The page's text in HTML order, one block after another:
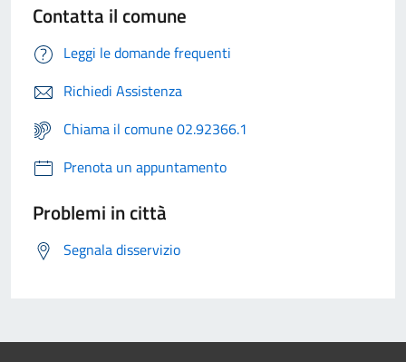
Contatta il comune
Leggi le domande frequenti
Richiedi Assistenza
Chiama il comune 02.92366.1
Prenota un appuntamento
Problemi in città
Segnala disservizio